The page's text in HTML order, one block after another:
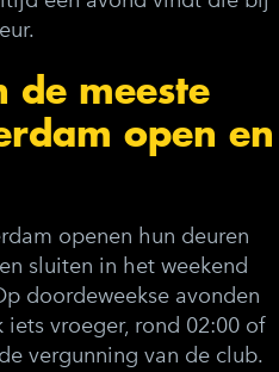
de meeste
open en
openen hun deuren
sluiten in het weekend
doordeweekse avonden
vroeger, rond 02:00 of
vergunning van de club.